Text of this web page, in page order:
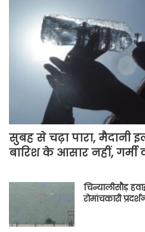
सुबह से चढ़ा पारा, मैदानी
बारिश के आसार नहीं,
चिन्यालीसौड़
रोमांचकारी